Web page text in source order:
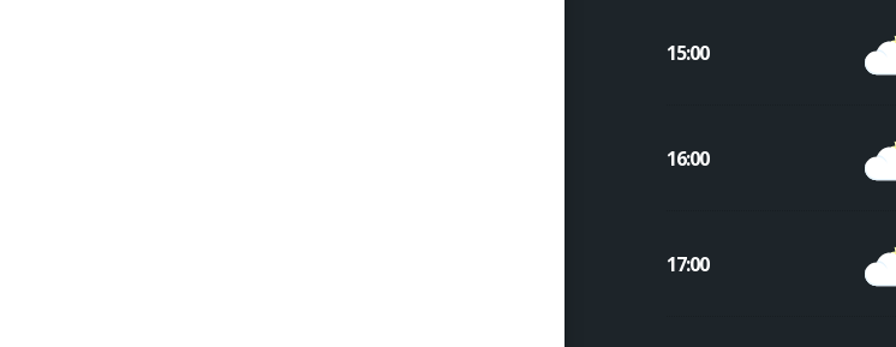
15:00
16:00
17:00